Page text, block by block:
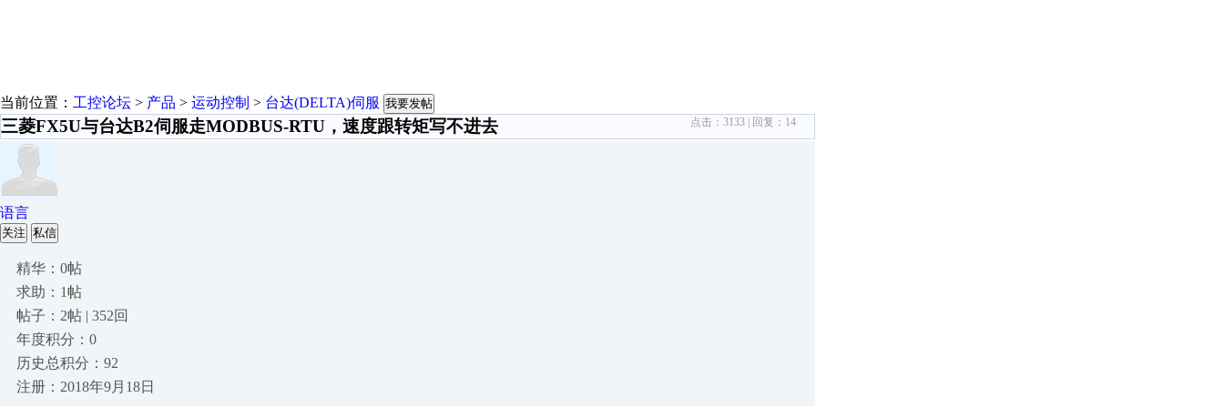
当前位置： 工控论坛 > 产品 > 运动控制 > 台达(DELTA)伺服 我要发帖
三菱FX5U与台达B2伺服走MODBUS-RTU，速度跟转矩写不进去 点击： 3133 | 回复： 14
语言
关注 私信
精华：0帖
求助：1帖
帖子：2帖 | 352回
年度积分：0
历史总积分：92
注册：2018年9月18日